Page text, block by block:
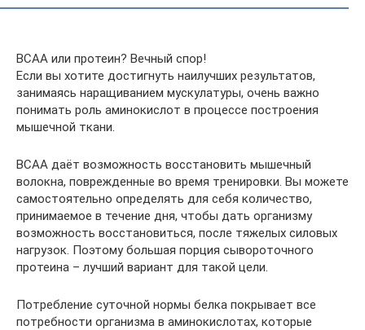
BCAA или протеин? Вечный спор!
Если вы хотите достигнуть наилучших результатов,
занимаясь наращиванием мускулатуры, очень важно
понимать роль аминокислот в процессе построения
мышечной ткани.
BCAA даёт возможность восстановить мышечный
волокна, поврежденные во время тренировки. Вы можете
самостоятельно определять для себя количество,
принимаемое в течение дня, чтобы дать организму
возможность восстановиться, после тяжелых силовых
нагрузок. Поэтому большая порция сывороточного
протеина – лучший вариант для такой цели.
Потребление суточной нормы белка покрывает все
потребности организма в аминокислотах, которые